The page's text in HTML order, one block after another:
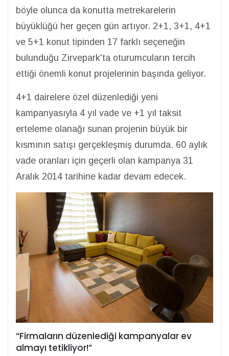
böyle olunca da konutta metrekarelerin
büyüklüğü her geçen gün artıyor. 2+1, 3+1, 4+1
ve 5+1 konut tipinden 17 farklı seçeneğin
bulunduğu Zirvepark'ta oturumcuların tercih
ettiği önemli konut projelerinin başında geliyor.
4+1 dairelere özel düzenlediği yeni
kampanyasıyla 4 yıl vade ve +1 yıl taksit
erteleme olanağı sunan projenin büyük bir
kısmının satışı gerçekleşmiş durumda. 60 aylık
vade oranları için geçerli olan kampanya 31
Aralık 2014 tarihine kadar devam edecek.
“Firmaların düzenlediği kampanyalar ev
almayı tetikliyor!”